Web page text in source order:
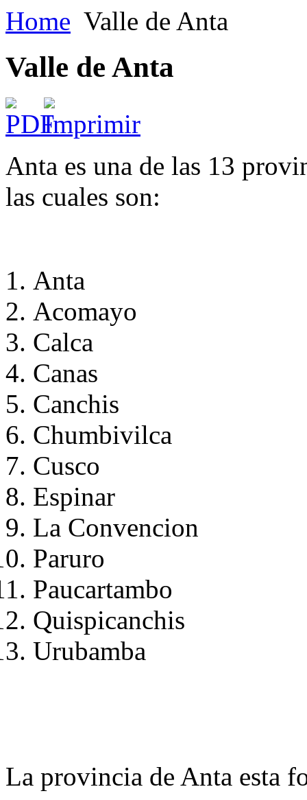
Home Valle de Anta
Valle de Anta
Anta es una de las 13
las cuales son:
Anta
Acomayo
Calca
Canas
Canchis
Chumbivilca
Cusco
Espinar
La Convencion
Paruro
Paucartambo
Quispicanchis
Urubamba
La provincia de Anta esta